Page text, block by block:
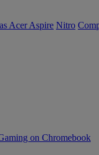
Acer Aspire Nitro
on Chromebook